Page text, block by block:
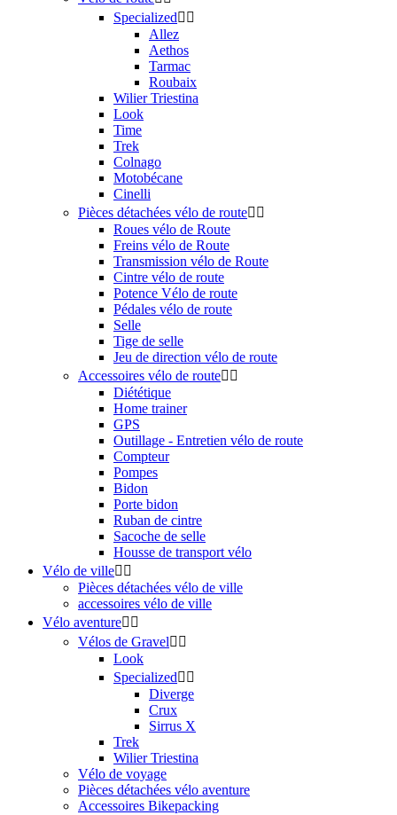
Specialized 
Allez
Aethos
Tarmac
Roubaix
Wilier Triestina
Look
Time
Trek
Colnago
Motobécane
Cinelli
Pièces détachées vélo de route 
Roues vélo de Route
Freins vélo de Route
Transmission vélo de Route
Cintre vélo de route
Potence Vélo de route
Pédales vélo de route
Selle
Tige de selle
Jeu de direction vélo de route
Accessoires vélo de route 
Diététique
Home trainer
GPS
Outillage - Entretien vélo de route
Compteur
Pompes
Bidon
Porte bidon
Ruban de cintre
Sacoche de selle
Housse de transport vélo
Vélo de ville 
Pièces détachées vélo de ville
accessoires vélo de ville
Vélo aventure 
Vélos de Gravel 
Look
Specialized 
Diverge
Crux
Sirrus X
Trek
Wilier Triestina
Vélo de voyage
Pièces détachées vélo aventure
Accessoires Bikepacking